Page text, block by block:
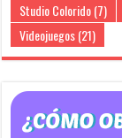
Studio Colorido(7)
Videojuegos(21)